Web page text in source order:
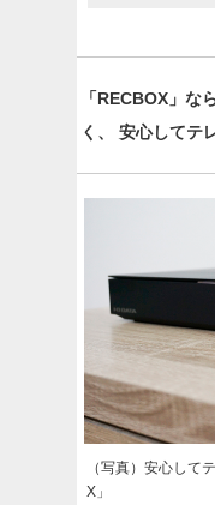
「RECBOX」な
く、
安心してテ
（写真）安心して
X」